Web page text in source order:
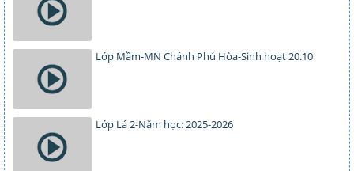
Lớp Mầm-MN Chánh Phú Hòa-Sinh hoạt 20.10
Lớp Lá 2-Năm học: 2025-2026